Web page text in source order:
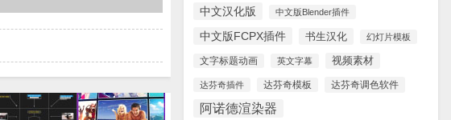
中文汉化版 中文版Blender插件
中文版FCPX插件 书生汉化 幻灯片模板
文字标题动画 英文字幕 视频素材
达芬奇插件 达芬奇模板 达芬奇调色软件
阿诺德渲染器